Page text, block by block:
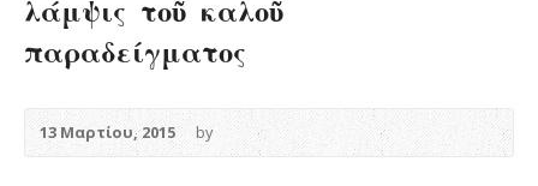
λάμψις τοῦ καλοῦ
παραδείγματος
13 Μαρτίου, 2015 by